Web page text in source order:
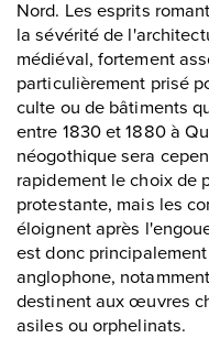
Nord. Les esprits
la sévérité de
médiéval, fortement
particulièrement prisé
culte ou de bâtiments
entre 1830 et 1880 à
néogothique sera
rapidement le choix de
protestante, mais les
éloignent après
est donc
anglophone,
destinent aux œuvres
asiles ou orphelinats.